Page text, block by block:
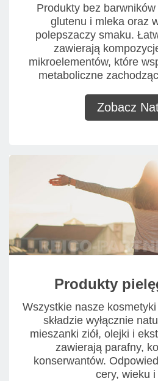
Produkty bez
glutenu i mleka oraz
polepszaczy smaku.
zawierają
mikroelementów, które
metaboliczne
Zobacz
Produkty
Wszystkie nasze
składzie wyłącznie
mieszanki ziół, olejki i
zawierają parafny,
konserwantów.
cery, wieku i